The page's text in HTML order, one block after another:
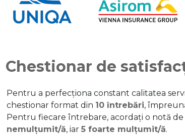
Chestionar de
Pentru a perfecționa constant calitatea
chestionar format din 10 întrebări,
Pentru fiecare întrebare, acordați o notă de
nemulțumit/ă, iar 5 foarte mulțumit/ă.